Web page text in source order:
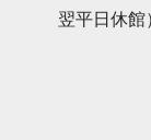
翌平日休館